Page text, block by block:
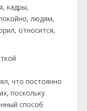
что постоянно
поскольку
способ